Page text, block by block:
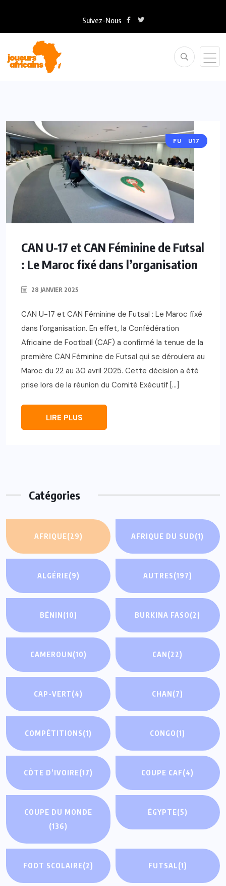
Suivez-Nous
FUTSAL
U17
CAN U-17 et CAN Féminine de Futsal
: Le Maroc fixé dans l’organisation
28 JANVIER 2025
CAN U-17 et CAN Féminine de Futsal : Le Maroc fixé
dans l’organisation. En effet, la Confédération
Africaine de Football (CAF) a confirmé la tenue de la
première CAN Féminine de Futsal qui se déroulera au
Maroc du 22 au 30 avril 2025. Cette décision a été
prise lors de la réunion du Comité Exécutif […]
LIRE PLUS
Catégories
AFRIQUE(29) AFRIQUE DU SUD(1)
ALGÉRIE(9) AUTRES(197)
BÉNIN(10) BURKINA FASO(2)
CAMEROUN(10) CAN(22)
CAP-VERT(4) CHAN(7)
COMPÉTITIONS(1) CONGO(1)
CÔTE D’IVOIRE(17) COUPE CAF(4)
COUPE DU MONDE
(136)
ÉGYPTE(5)
FOOT SCOLAIRE(2) FUTSAL(1)